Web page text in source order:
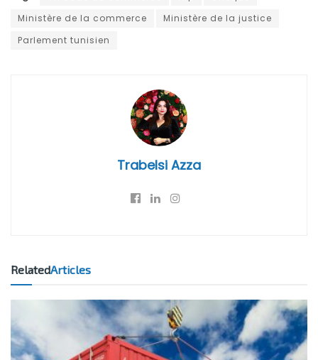
Ministère de la commerce
Ministère de la justice
Parlement tunisien
Trabelsi Azza
RelatedArticles